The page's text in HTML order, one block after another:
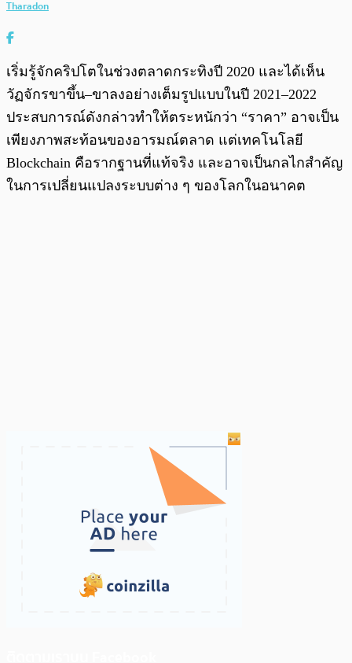
Tharadon
เริ่มรู้จักคริปโตในช่วงตลาดกระทิงปี 2020 และได้เห็น
วัฏจักรขาขึ้น–ขาลงอย่างเต็มรูปแบบในปี 2021–2022
ประสบการณ์ดังกล่าวทำให้ตระหนักว่า “ราคา” อาจเป็น
เพียงภาพสะท้อนของอารมณ์ตลาด แต่เทคโนโลยี
Blockchain คือรากฐานที่แท้จริง และอาจเป็นกลไกสำคัญ
ในการเปลี่ยนแปลงระบบต่าง ๆ ของโลกในอนาคต